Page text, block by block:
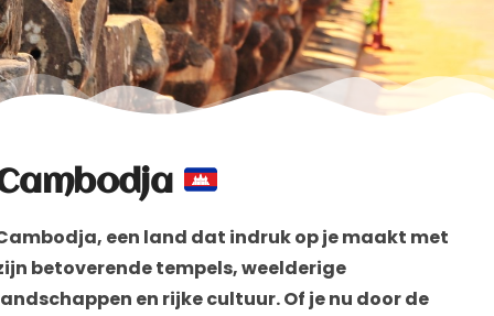
een land dat indruk op je maakt met
betoverende tempels, weelderige
en rijke cultuur. Of je nu door de